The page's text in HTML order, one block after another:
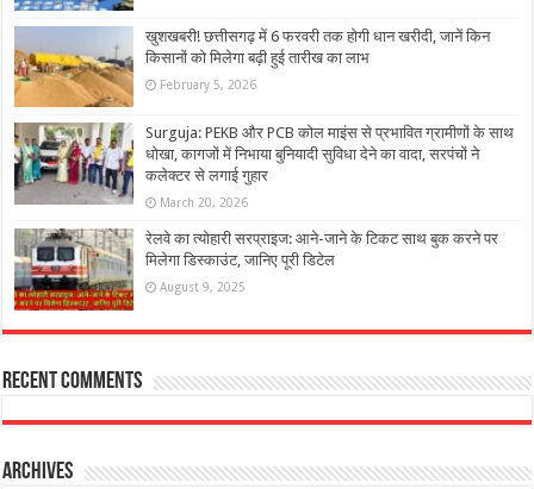
खुशखबरी! छत्तीसगढ़ में 6 फरवरी तक होगी धान खरीदी, जानें किन
किसानों को मिलेगा बढ़ी हुई तारीख का लाभ
February 5, 2026
Surguja: PEKB और PCB कोल माइंस से प्रभावित ग्रामीणों के साथ
धोखा, कागजों में निभाया बुनियादी सुविधा देने का वादा, सरपंचों ने
कलेक्टर से लगाई गुहार
March 20, 2026
रेलवे का त्योहारी सरप्राइज: आने-जाने के टिकट साथ बुक करने पर
मिलेगा डिस्काउंट, जानिए पूरी डिटेल
August 9, 2025
Recent Comments
Archives